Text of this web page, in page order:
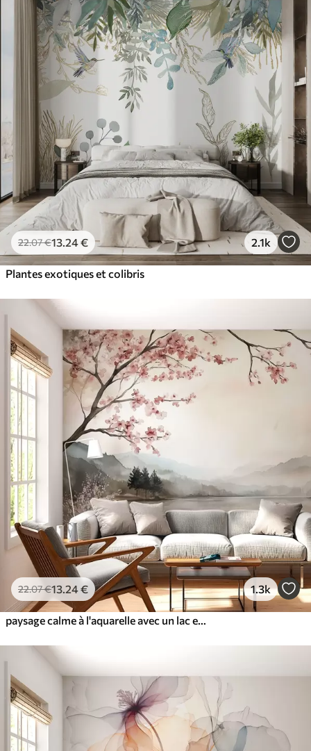
22.07€13.24€ 2.1k
Plantes exotiques et colibris
22.07€13.24€ 1.3k
paysage calme à l'aquarelle avec un lac et un arbre en fleurs